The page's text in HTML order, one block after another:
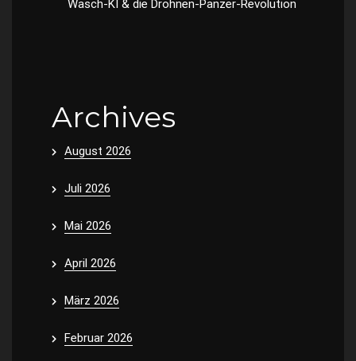
Wasch-KI & die Drohnen-Panzer-Revolution
Archives
August 2026
Juli 2026
Mai 2026
April 2026
März 2026
Februar 2026